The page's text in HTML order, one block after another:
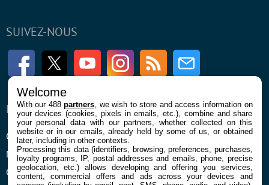
SUIVEZ-NOUS
FacebookTwitter Youtube InstagramRSS Newsletter
ENTREPRISE
Qui sommes nous
Mentions légales et CGU
Confidentialité et Cookies
À PROPOS
La rédaction
Contact
Welcome
With our 488partners , we wish to store and access information on
your devices (cookies, pixels in emails, etc.), combine and share
your personal data with our partners, whether collected on this
website or in our emails, already held by some of us, or obtained
later, including in other contexts.
Processing this data (identifiers, browsing, preferences, purchases,
loyalty programs, IP, postal addresses and emails, phone, precise
geolocation, etc.) allows developing and offering you services,
content, commercial offers and ads across your devices and